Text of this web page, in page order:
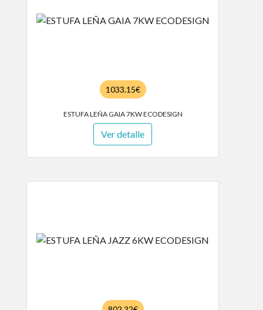
1033.15€
ESTUFA LEÑA GAIA 7KW ECODESIGN
Ver detalle